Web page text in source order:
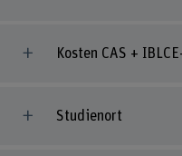
Kosten CAS +
Studienort